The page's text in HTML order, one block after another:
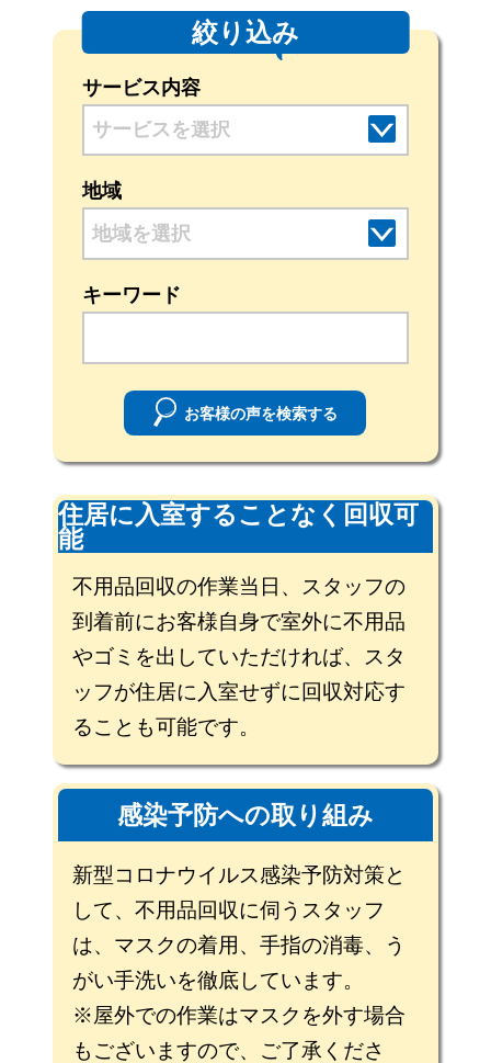
絞り込み
サービス内容
地域
地域を選択
キーワード
お客様の声を検索する
住居に入室することなく回収可
能
不用品回収の作業当日、スタッフの
到着前にお客様自身で室外に不用品
やゴミを出していただければ、スタ
ッフが住居に入室せずに回収対応す
ることも可能です。
感染予防への取り組み
新型コロナウイルス感染予防対策と
して、不用品回収に伺うスタッフ
は、マスクの着用、手指の消毒、う
がい手洗いを徹底しています。
※屋外での作業はマスクを外す場合
もございますので、ご了承くださ